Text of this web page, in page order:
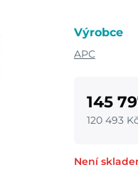
Výrobce
APC
145
120 493
Není